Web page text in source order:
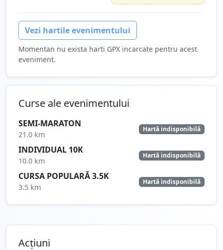
Vezi hartile evenimentului
Momentan nu exista harti GPX incarcate pentru acest
eveniment.
Curse ale evenimentului
SEMI-MARATON
21.0 km
Hartă indisponibilă
INDIVIDUAL 10K
10.0 km
Hartă indisponibilă
CURSA POPULARĂ 3.5K
3.5 km
Hartă indisponibilă
Acțiuni